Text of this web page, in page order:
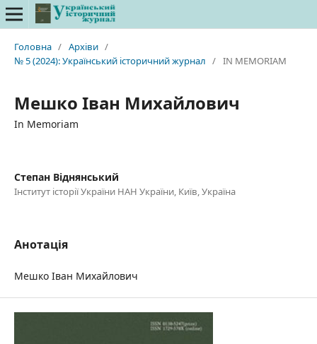
Головна / Архіви /
№ 5 (2024): Український історичний журнал / IN MEMORIAM
Мешко Іван Михайлович
In Memoriam
Степан Віднянський
Інститут історії України НАН України, Київ, Україна
Анотація
Мешко Іван Михайлович